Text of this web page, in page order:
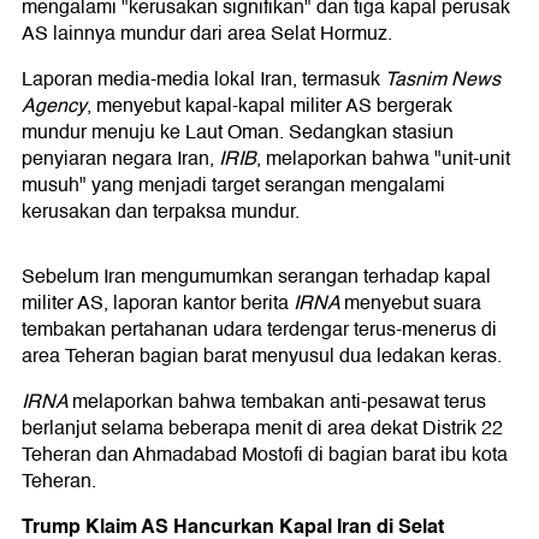
mengalami "kerusakan signifikan" dan tiga kapal perusak
AS lainnya mundur dari area Selat Hormuz.
Laporan media-media lokal Iran, termasuk Tasnim News
Agency, menyebut kapal-kapal militer AS bergerak
mundur menuju ke Laut Oman. Sedangkan stasiun
penyiaran negara Iran, IRIB, melaporkan bahwa "unit-unit
musuh" yang menjadi target serangan mengalami
kerusakan dan terpaksa mundur.
Sebelum Iran mengumumkan serangan terhadap kapal
militer AS, laporan kantor beritaIRNAmenyebut suara
tembakan pertahanan udara terdengar terus-menerus di
area Teheran bagian barat menyusul dua ledakan keras.
IRNAmelaporkan bahwa tembakan anti-pesawat terus
berlanjut selama beberapa menit di area dekat Distrik 22
Teheran dan Ahmadabad Mostofi di bagian barat ibu kota
Teheran.
Trump Klaim AS Hancurkan Kapal Iran di Selat